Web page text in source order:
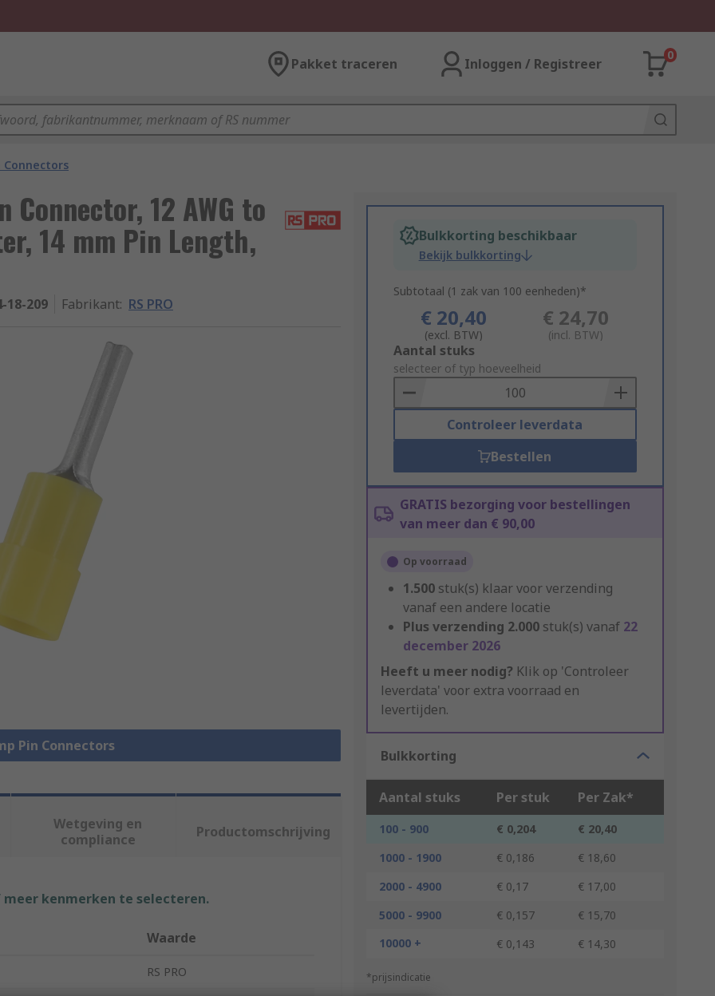
Pakket traceren Inloggen / Registreer
0
Connectors
12 AWG to
14 mm Pin Length,
18-209 Fabrikant: RS PRO
Pin Connectors
Bulkkorting beschikbaar
Bekijk bulkkorting
Subtotaal (1 zak van 100 eenheden)*
€ 20,40
(excl. BTW)
€ 24,70
(incl. BTW)
Add
to
Basket
Aantal stuks
selecteer of typ hoeveelheid
Controleer leverdata
Bestellen
GRATIS bezorging voor bestellingen
van meer dan € 90,00
Op voorraad
1.500 stuk(s) klaar voor verzending
vanaf een andere locatie
Plus verzending 2.000 stuk(s) vanaf 22
december 2026
Heeft u meer nodig? Klik op 'Controleer
leverdata' voor extra voorraad en
levertijden.
Bulkkorting
Aantal stuks Per stuk Per Zak*
100 - 900 € 0,204
€ 20,40
1000 - 1900
€ 0,186
€ 18,60
2000 - 4900
€ 0,17
€ 17,00
5000 - 9900
€ 0,157
€ 15,70
10000 +
€ 0,143 € 14,30
*prijsindicatie
Wetgeving en
compliance
Productomschrijving
kenmerken te selecteren.
Waarde
RS PRO